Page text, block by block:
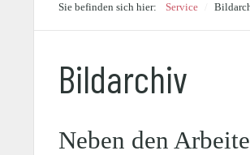
Sie befinden sich hier: Service
Bildarchiv
Neben den